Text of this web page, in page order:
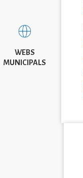
WEBS
MUNICIPALS